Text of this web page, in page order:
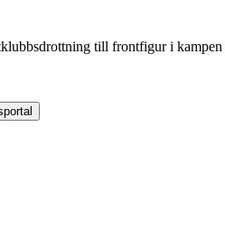
till frontfigur i